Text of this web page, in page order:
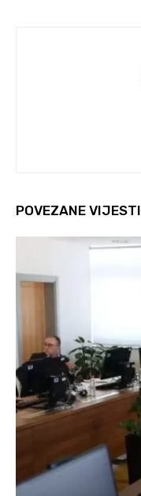
POVEZANE VIJESTI